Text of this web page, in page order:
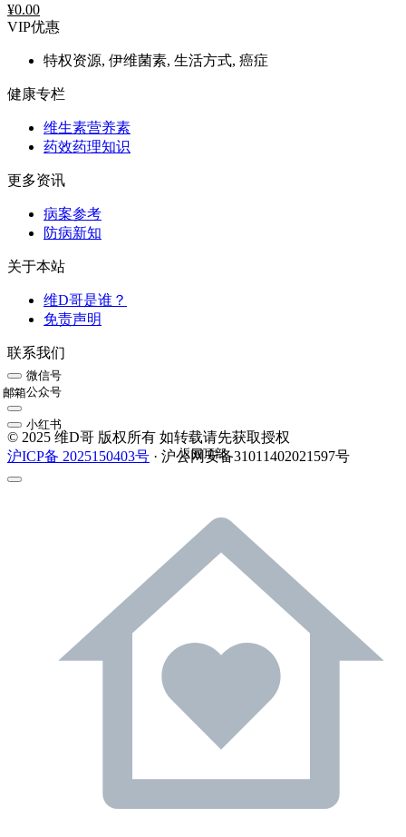
¥0.00
VIP优惠
特权资源, 伊维菌素, 生活方式, 癌症
健康专栏
维生素营养素
药效药理知识
更多资讯
病案参考
防病新知
关于本站
维D哥是谁？
免责声明
联系我们
微信号
公众号
邮箱
小红书
© 2025 维D哥 版权所有 如转载请先获取授权
沪ICP备 2025150403号 · 沪公网安备31011402021597号
返回顶部